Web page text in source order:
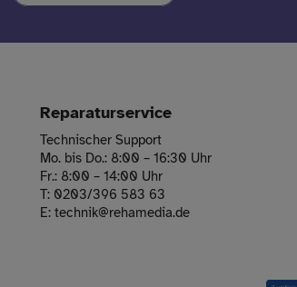
Reparaturservice
Technischer Support
Mo. bis Do.: 8:00 – 16:30 Uhr
Fr.: 8:00 – 14:00 Uhr
T: 0203/396 583 63
E: technik@rehamedia.de